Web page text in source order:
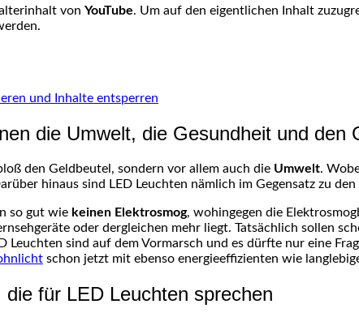
von YouTube. Um auf den eigentlichen Inhalt
und Inhalte entsperren
die Umwelt, die Gesundheit und den
den Geldbeutel, sondern vor allem auch die Umwelt.
hinaus sind LED Leuchten nämlich im Gegensatz zu
so gut wie keinen Elektrosmog, wohingegen die
oder dergleichen mehr liegt. Tatsächlich sollen
Leuchten sind auf dem Vormarsch und es dürfte nur eine
schon jetzt mit ebenso energieeffizienten wie
für LED Leuchten sprechen